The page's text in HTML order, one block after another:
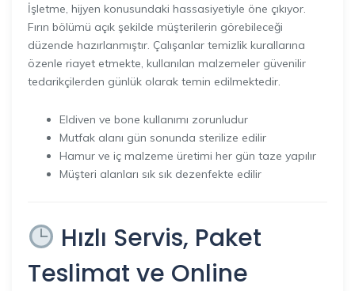
İşletme, hijyen konusundaki hassasiyetiyle öne çıkıyor.
Fırın bölümü açık şekilde müşterilerin görebileceği
düzende hazırlanmıştır. Çalışanlar temizlik kurallarına
özenle riayet etmekte, kullanılan malzemeler güvenilir
tedarikçilerden günlük olarak temin edilmektedir.
Eldiven ve bone kullanımı zorunludur
Mutfak alanı gün sonunda sterilize edilir
Hamur ve iç malzeme üretimi her gün taze yapılır
Müşteri alanları sık sık dezenfekte edilir
Hızlı Servis, Paket
Teslimat ve Online